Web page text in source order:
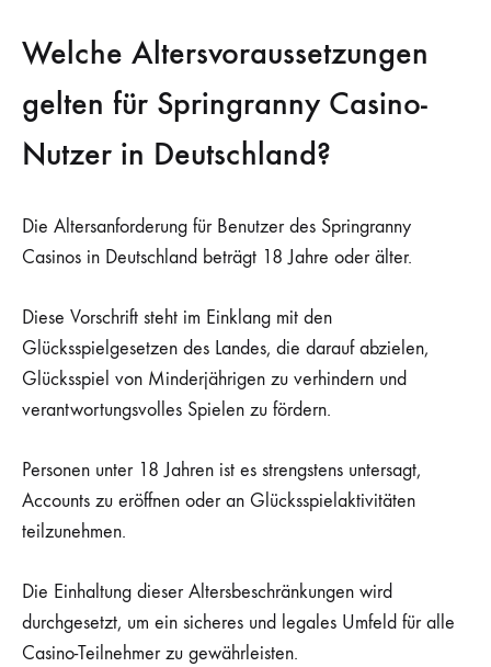
Welche Altersvoraussetzungen
gelten für Springranny Casino-
Nutzer in Deutschland?
Die Altersanforderung für Benutzer des Springranny
Casinos in Deutschland beträgt 18 Jahre oder älter.
Diese Vorschrift steht im Einklang mit den
Glücksspielgesetzen des Landes, die darauf abzielen,
Glücksspiel von Minderjährigen zu verhindern und
verantwortungsvolles Spielen zu fördern.
Personen unter 18 Jahren ist es strengstens untersagt,
Accounts zu eröffnen oder an Glücksspielaktivitäten
teilzunehmen.
Die Einhaltung dieser Altersbeschränkungen wird
durchgesetzt, um ein sicheres und legales Umfeld für alle
Casino-Teilnehmer zu gewährleisten.